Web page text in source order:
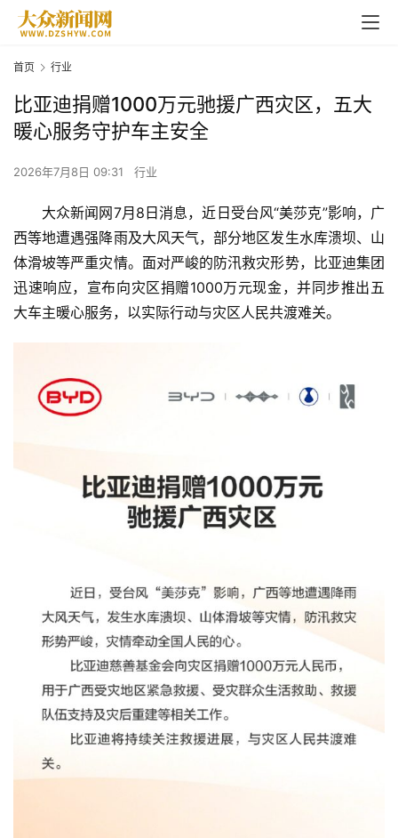
首页 行业
比亚迪捐赠1000万元驰援广西灾区，五大
暖心服务守护车主安全
2026年7月8日 09:31 行业
大众新闻网7月8日消息，近日受台风“美莎克”影响，广
西等地遭遇强降雨及大风天气，部分地区发生水库溃坝、山
体滑坡等严重灾情。面对严峻的防汛救灾形势，比亚迪集团
迅速响应，宣布向灾区捐赠1000万元现金，并同步推出五
大车主暖心服务，以实际行动与灾区人民共渡难关。